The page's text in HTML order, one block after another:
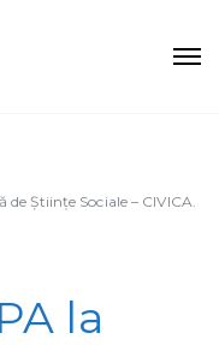
Științe Sociale – CIVICA.
la